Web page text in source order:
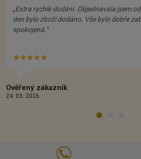
„Extra rychlé dodání. Objednávala jsem
den bylo zboží dodáno. Vše bylo dobře
spokojená.“
★★★★★
Ověřený zákazník
24. 03. 2026